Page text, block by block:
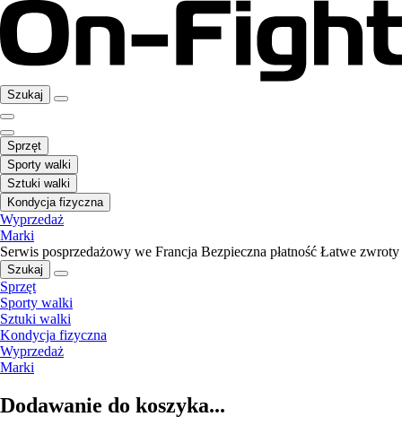
Szukaj
Sprzęt
Sporty walki
Sztuki walki
Kondycja fizyczna
Wyprzedaż
Marki
Serwis posprzedażowy we Francja Bezpieczna płatność Łatwe zwroty
Szukaj
Sprzęt
Sporty walki
Sztuki walki
Kondycja fizyczna
Wyprzedaż
Marki
Dodawanie do koszyka...